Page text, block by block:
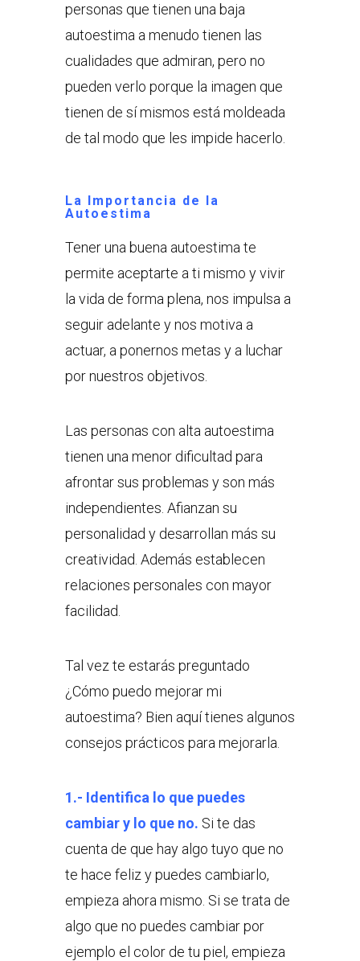
personas que tienen una baja
autoestima a menudo tienen las
cualidades que admiran, pero no
pueden verlo porque la imagen que
tienen de sí mismos está moldeada
de tal modo que les impide hacerlo.
La Importancia de la
Autoestima
Tener una buena autoestima te
permite aceptarte a ti mismo y vivir
la vida de forma plena, nos impulsa a
seguir adelante y nos motiva a
actuar, a ponernos metas y a luchar
por nuestros objetivos.
Las personas con alta autoestima
tienen una menor dificultad para
afrontar sus problemas y son más
independientes. Afianzan su
personalidad y desarrollan más su
creatividad. Además establecen
relaciones personales con mayor
facilidad.
Tal vez te estarás preguntado
¿Cómo puedo mejorar mi
autoestima? Bien aquí tienes algunos
consejos prácticos para mejorarla.
1.- Identifica lo que puedes
cambiar y lo que no. Si te das
cuenta de que hay algo tuyo que no
te hace feliz y puedes cambiarlo,
empieza ahora mismo. Si se trata de
algo que no puedes cambiar por
ejemplo el color de tu piel, empieza